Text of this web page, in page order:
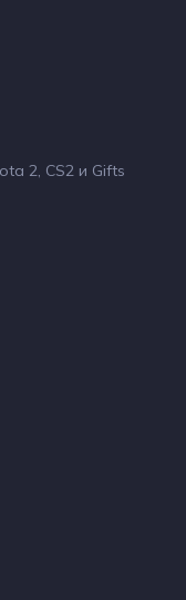
2, CS2 и Gifts